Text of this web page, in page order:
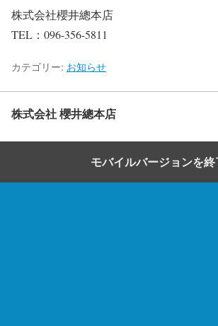
株式会社櫻井總本店
TEL：096-356-5811
カテゴリー: お知らせ
株式会社 櫻井總本店
モバイルバージョンを終